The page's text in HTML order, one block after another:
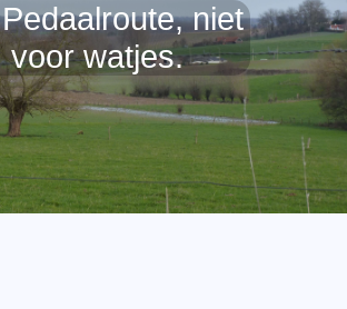
niet
voor watjes.